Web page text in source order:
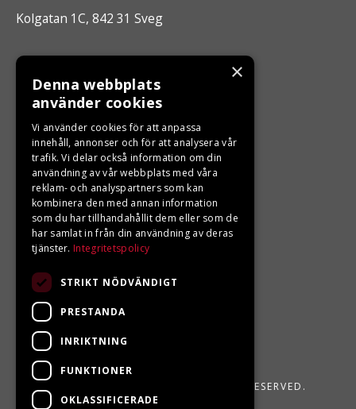
Kolgatan 1C, 842 31 Sveg
ÖPPETTIDER
Måndag - Fredag 10.00 -17.00
LJUNGBERGS MOTOR
Din BRP återförsäljare i Sveg!
LJUNGBERGS MOTOR 2026. ALL RIGHTS RESERVED.
×
Denna webbplats
använder cookies
Vi använder cookies för att anpassa
innehåll, annonser och för att analysera vår
trafik. Vi delar också information om din
användning av vår webbplats med våra
reklam- och analyspartners som kan
kombinera den med annan information
som du har tillhandahållit dem eller som de
har samlat in från din användning av deras
tjänster. Integritetspolicy
STRIKT NÖDVÄNDIGT
PRESTANDA
INRIKTNING
FUNKTIONER
OKLASSIFICERADE